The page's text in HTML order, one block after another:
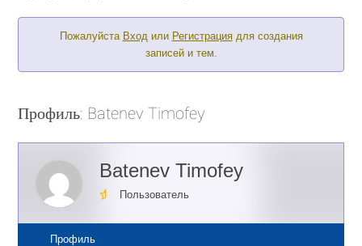
Пожалуйста Входили Регистрациядля создания
записей и тем.
Профиль: Batenev Timofey
Batenev Timofey
Пользователь
Профиль